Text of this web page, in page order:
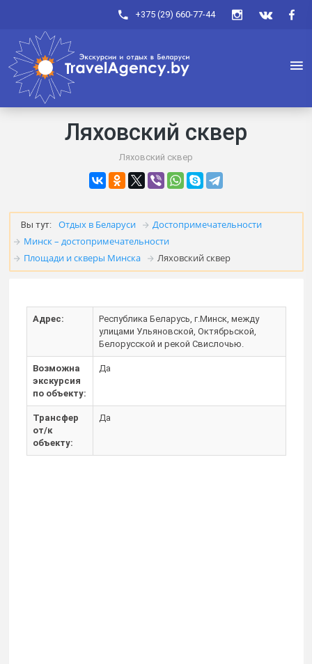
+375 (29) 660-77-44
Ляховский сквер
Ляховский сквер
Вы тут: Отдых в Беларуси
Достопримечательности
Минск – достопримечательности
Площади и скверы Минска
Ляховский сквер
Адрес:
Республика Беларусь, г.Минск, между
улицами Ульяновской, Октябрьской,
Белорусской и рекой Свислочью.
Возможна
экскурсия
по объекту:
Да
Трансфер
от/к
объекту:
Да